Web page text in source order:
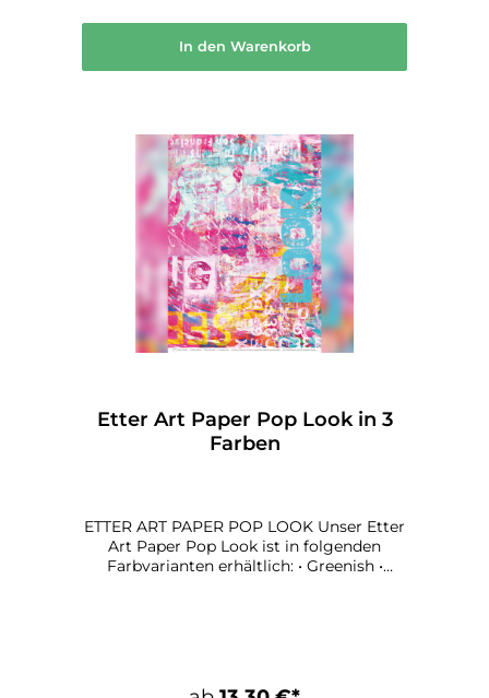
In den Warenkorb
Etter Art Paper Pop Look in 3
Farben
ETTER ART PAPER POP LOOK Unser Etter
Art Paper Pop Look ist in folgenden
Farbvarianten erhältlich: • Greenish •